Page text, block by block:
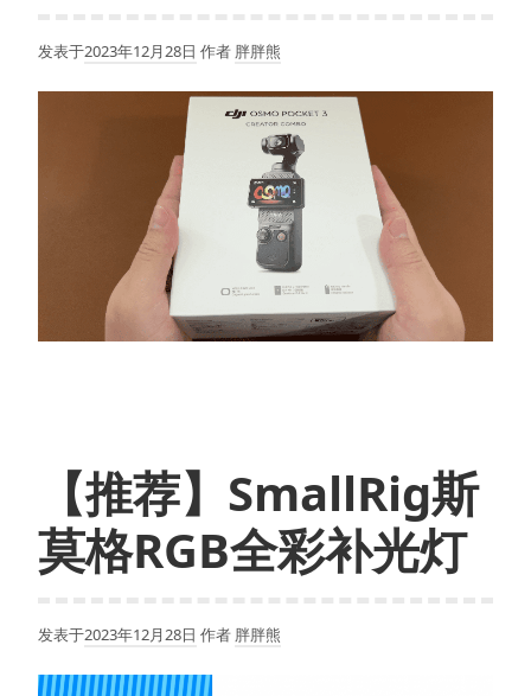
发表于2023年12月28日 作者 胖胖熊
【推荐】SmallRig斯
莫格RGB全彩补光灯
发表于2023年12月28日 作者 胖胖熊